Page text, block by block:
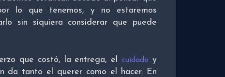
lo que tenemos, y no estaremos
sin siquiera considerar que puede
que costó, la entrega, elcuidado y
da tanto el querer como el hacer. En